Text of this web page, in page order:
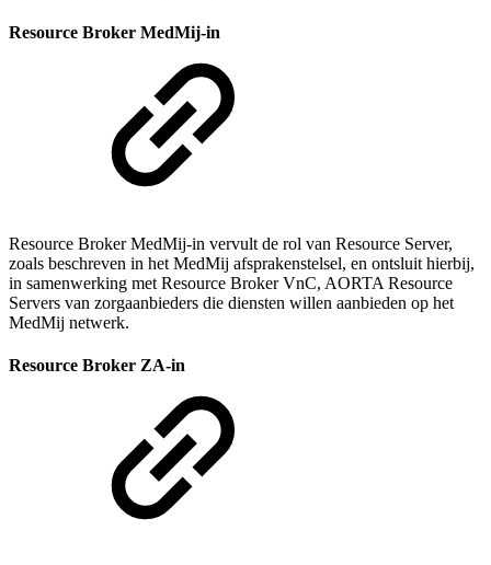
Resource Broker MedMij-in
Resource Broker MedMij-in vervult de rol van Resource Server,
zoals beschreven in het MedMij afsprakenstelsel, en ontsluit hierbij,
in samenwerking met Resource Broker VnC, AORTA Resource
Servers van zorgaanbieders die diensten willen aanbieden op het
MedMij netwerk.
Resource Broker ZA-in